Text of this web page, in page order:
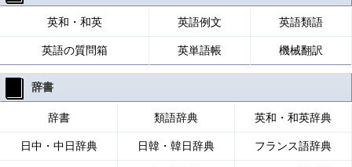
英和・和英 英語例文 英語類語
英語の質問箱 英単語帳 機械翻訳
辞書
辞書 類語辞典 英和・和英辞典
日中・中日辞典 日韓・韓日辞典 フランス語辞典